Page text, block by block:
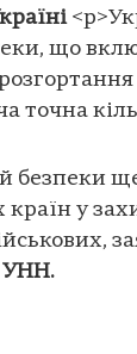
що
точна
безпеки
у
УНН.